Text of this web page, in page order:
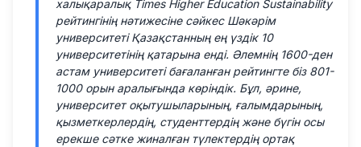
халықаралық Times Higher Education Sustainability
рейтингінің нәтижесіне сәйкес Шәкәрім
университеті Қазақстанның ең үздік 10
университетінің қатарына енді. Әлемнің 1600-ден
астам университеті бағаланған рейтингте біз 801-
1000 орын аралығында көріндік. Бұл, әрине,
университет оқытушыларының, ғалымдарының,
қызметкерлердің, студенттердің және бүгін осы
ерекше сәтке жиналған түлектердің ортақ